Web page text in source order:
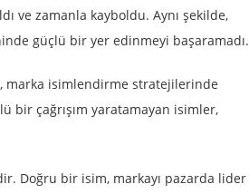
ve zamanla kayboldu. Aynı şekilde,
güçlü bir yer edinmeyi başaramadı.
marka isimlendirme stratejilerinde
bir çağrışım yaratamayan isimler,
Doğru bir isim, markayı pazarda lider